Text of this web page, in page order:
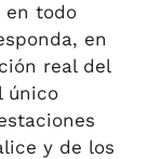
en todo
en
real del
único
y de los